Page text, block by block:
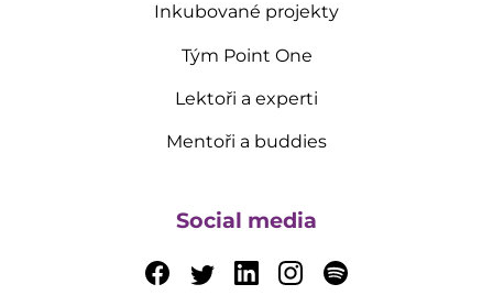
Inkubované projekty
Tým Point One
Lektoři a experti
Mentoři a buddies
Social media